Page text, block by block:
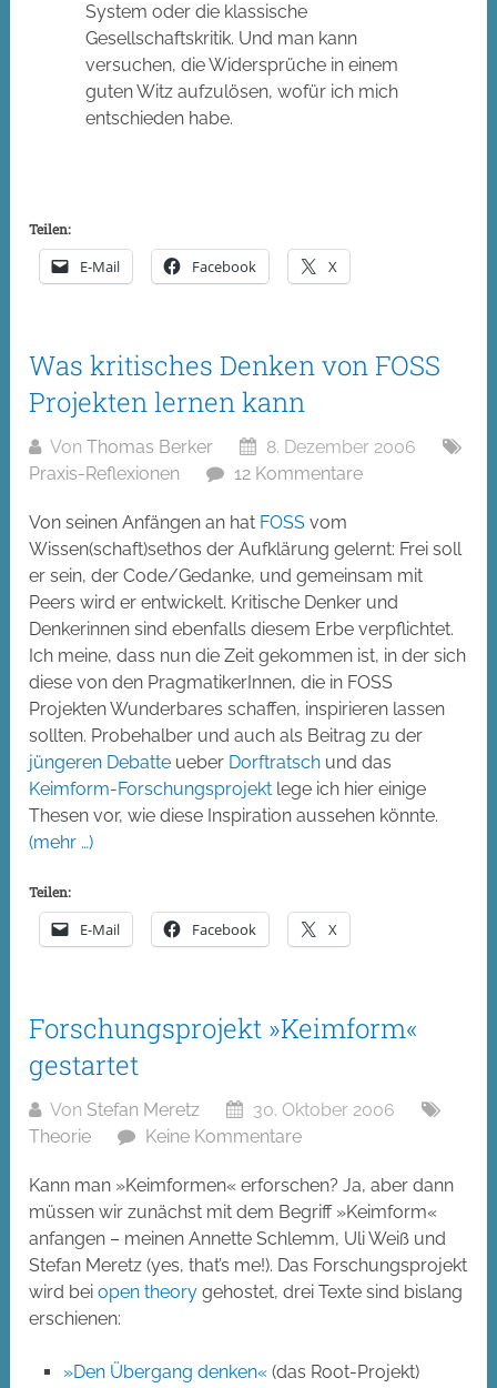
System oder die klassische
Gesellschaftskritik. Und man kann
versuchen, die Widersprüche in einem
guten Witz aufzulösen, wofür ich mich
entschieden habe.
Teilen:
E-Mail Facebook X
Was kritisches Denken von FOSS
Projekten lernen kann
VonThomas Berker
8. Dezember 2006
Praxis-Reflexionen
12 Kommentare
Von seinen Anfängen an hat FOSS vom
Wissen(schaft)sethos der Aufklärung gelernt: Frei soll
er sein, der Code/Gedanke, und gemeinsam mit
Peers wird er entwickelt. Kritische Denker und
Denkerinnen sind ebenfalls diesem Erbe verpflichtet.
Ich meine, dass nun die Zeit gekommen ist, in der sich
diese von den PragmatikerInnen, die in FOSS
Projekten Wunderbares schaffen, inspirieren lassen
sollten. Probehalber und auch als Beitrag zu der
jüngeren Debatte ueber Dorftratsch und das
Keimform-Forschungsprojekt lege ich hier einige
Thesen vor, wie diese Inspiration aussehen könnte.
(mehr …)
Teilen:
E-Mail Facebook X
Forschungsprojekt »Keimform«
gestartet
Von Stefan Meretz
30. Oktober 2006
Theorie
Keine Kommentare
Kann man »Keimformen« erforschen? Ja, aber dann
müssen wir zunächst mit dem Begriff »Keimform«
anfangen – meinen Annette Schlemm, Uli Weiß und
Stefan Meretz (yes, that’s me!). Das Forschungsprojekt
wird beiopen theory gehostet, drei Texte sind bislang
erschienen:
»Den Übergang denken«(das Root-Projekt)